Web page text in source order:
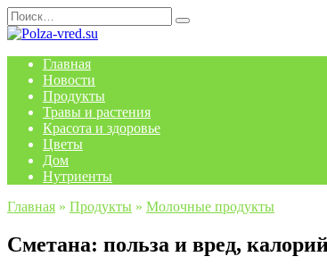
Перейти
к
Search
for:
Главная
Новости
Продукты
Травы и растения
Красота и здоровье
Цветы
Дом
Нутриенты
Главная » Продукты » Молочные продукты
Сметана: польза и вред,